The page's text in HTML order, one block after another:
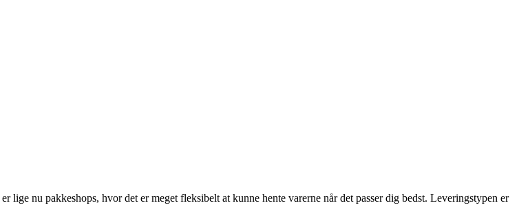
lige nu pakkeshops, hvor det er meget fleksibelt at kunne hente varerne når det passer dig bedst. Leveringstypen er